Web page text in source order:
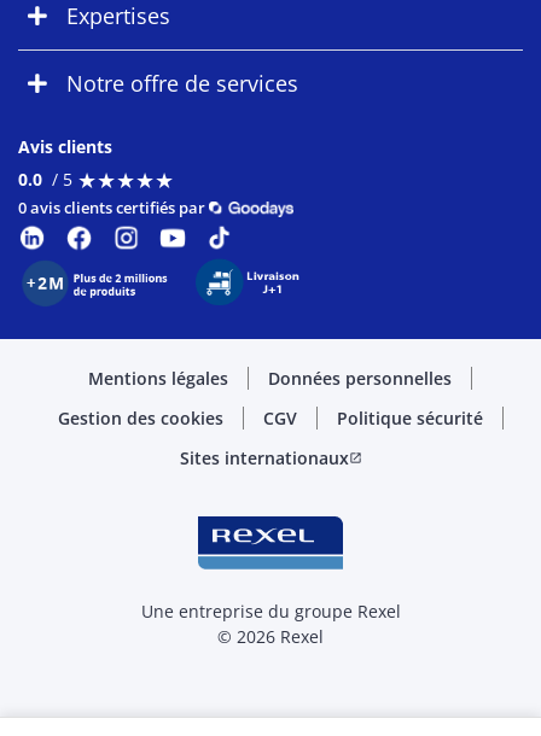
Expertises
Notre offre de services
Avis clients
0.0 / 5 ★★★★★
★★★★★
0 avis clients certifiés par
Mentions légales
Données personnelles
Gestion des cookies
CGV
Politique sécurité
Sites internationauxopen_in_new
Une entreprise du groupe Rexel
© 2026 Rexel